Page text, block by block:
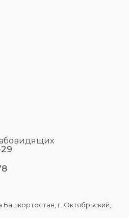
Башкортостан, г. Октябрьский,